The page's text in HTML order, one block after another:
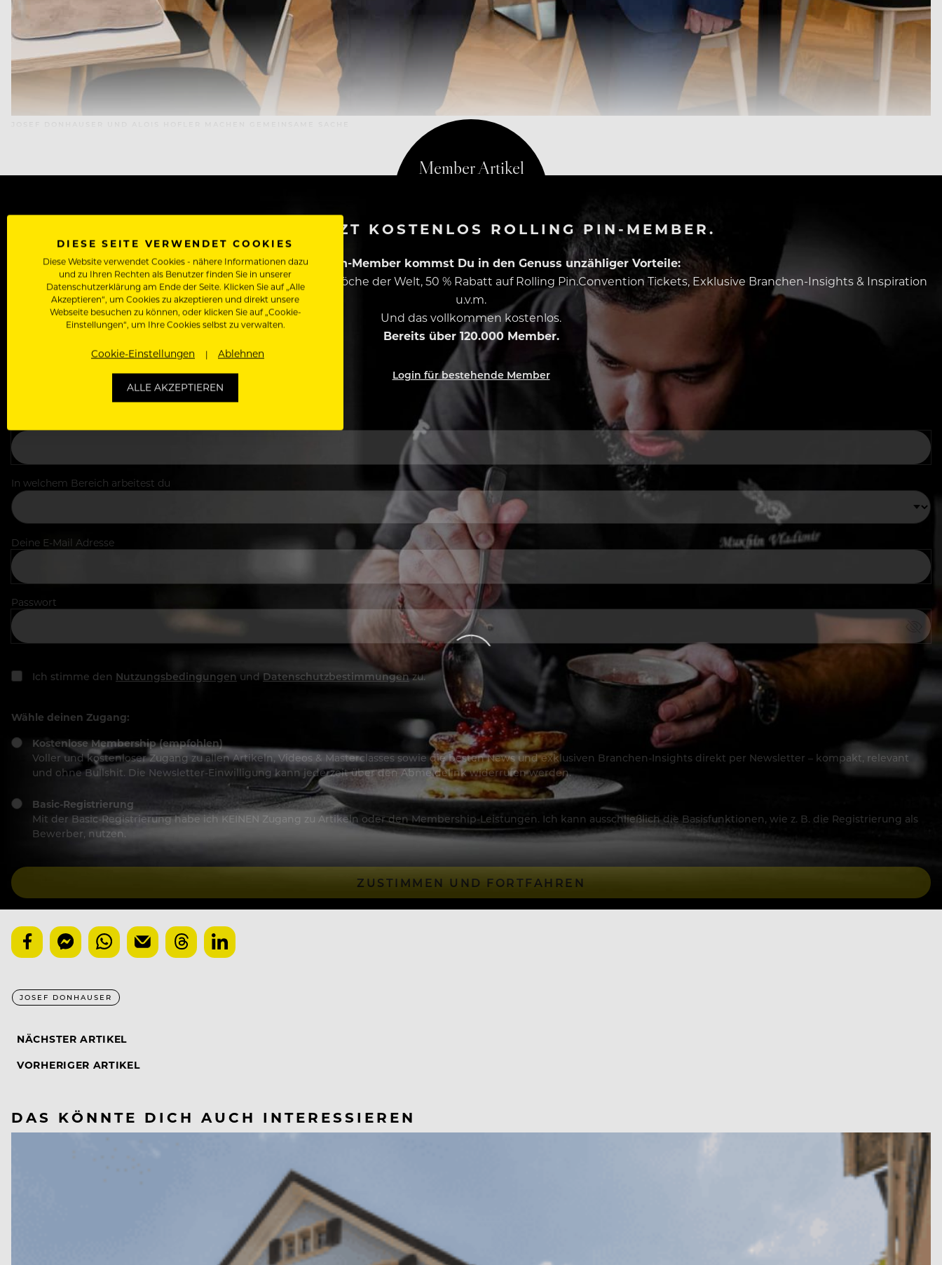
WERDE JETZT KOSTENLOS ROLLING PIN-MEMBER.
Als Rolling Pin-Member kommst Du in den Genuss unzähliger Vorteile:
Zugriff auf alle Artikel, Videos & Masterclasses der besten Köche der Welt, 50 % Rabatt auf Rolling Pin.Convention Tickets, Exklusive Branchen-Insights & Inspiration
u.v.m.
Und das vollkommen kostenlos.
Bereits über 120.000 Member.
Login für bestehende Member
In welchem Bereich arbeitest du
Deine E-Mail Adresse
Passwort
Ich stimme den Nutzungsbedingungen und Datenschutzbestimmungenzu.
Wähle deinen Zugang:
Kostenlose Membership (empfohlen)
Voller und kostenloser Zugang zu allen Artikeln, Videos & Masterclasses sowie die besten News und exklusiven Branchen-Insights direkt per Newsletter – kompakt, relevant
und ohne Bullshit. Die Newsletter-Einwilligung kann jederzeit über den Abmeldelink widerrufen werden.
Basic-Registrierung
Mit der Basic-Registrierung habe ich KEINEN Zugang zu Artikeln oder den Membership-Leistungen. Ich kann ausschließlich die Basisfunktionen, wie z. B. die Registrierung als
Bewerber, nutzen.
ZUSTIMMEN UND FORTFAHREN
JOSEF DONHAUSER
NÄCHSTER ARTIKEL
VORHERIGER ARTIKEL
DAS KÖNNTE DICH AUCH INTERESSIEREN
DIESE SEITE VERWENDET COOKIES
Diese Website verwendet Cookies - nähere Informationen dazu
und zu Ihren Rechten als Benutzer finden Sie in unserer
Datenschutzerklärung am Ende der Seite. Klicken Sie auf „Alle
Akzeptieren“, um Cookies zu akzeptieren und direkt unsere
Webseite besuchen zu können, oder klicken Sie auf „Cookie-
Einstellungen“, um Ihre Cookies selbst zu verwalten.
Cookie-Einstellungen Ablehnen
ALLE AKZEPTIEREN